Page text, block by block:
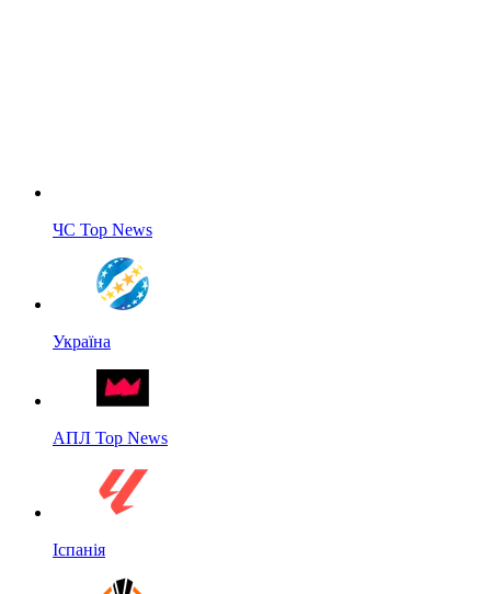
ЧС Top News
Україна
АПЛ Top News
Іспанія